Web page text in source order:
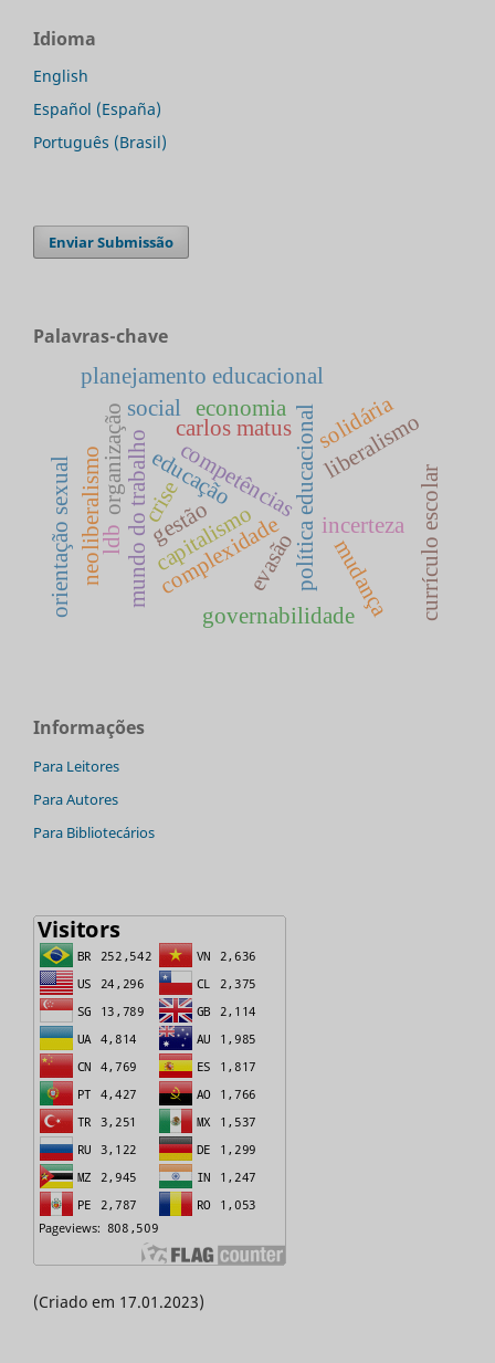
Idioma
English
Español (España)
Português (Brasil)
Enviar Submissão
Palavras-chave
competências
educação
mundo do trabalho política educacional
planejamento educacional
carlos matus
gestão
complexidade incerteza
crise
mudança
organização liberalismo
neoliberalismo
economia
capitalismo
social solidária
governabilidade
ldb
orientação sexual currículo escolar
evasão
Informações
Para Leitores
Para Autores
Para Bibliotecários
(Criado em 17.01.2023)